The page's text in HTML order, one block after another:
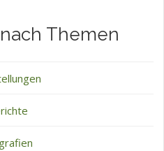
Themen